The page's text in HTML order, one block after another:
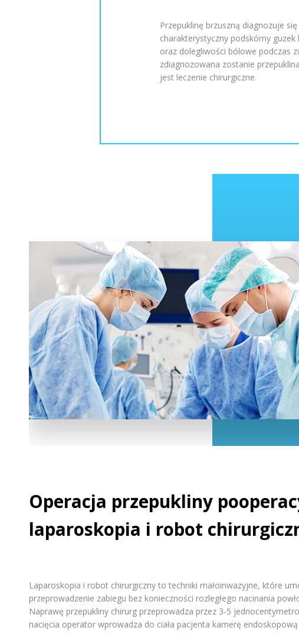
Przepuklinę brzuszną diagnozuje
charakterystyczny podskórny
oraz dolegliwości bólowe podczas
zdiagnozowana zostanie
jest leczenie chirurgiczne.
Operacja przepukliny
laparoskopia i robot
Laparoskopia i robot chirurgiczny to techniki małoinwazyjne, które
przeprowadzenie zabiegu bez konieczności rozległego nacinania
Naprawę przepukliny chirurg przeprowadza przez 3-5
nacięcia operator wprowadza do ciała pacjenta kamerę